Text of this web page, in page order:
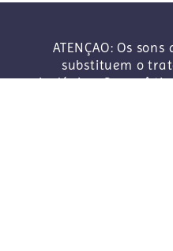
ATENÇAO: Os
substituem o
psicológico. Se você